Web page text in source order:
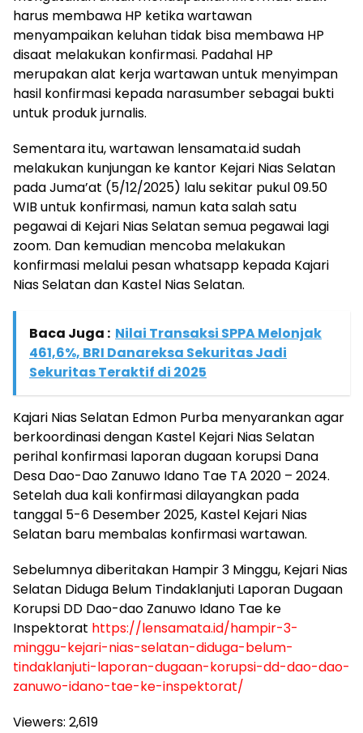
harus membawa HP ketika wartawan
menyampaikan keluhan tidak bisa membawa HP
disaat melakukan konfirmasi. Padahal HP
merupakan alat kerja wartawan untuk menyimpan
hasil konfirmasi kepada narasumber sebagai bukti
untuk produk jurnalis.
Sementara itu, wartawan lensamata.id sudah
melakukan kunjungan ke kantor Kejari Nias Selatan
pada Juma’at (5/12/2025) lalu sekitar pukul 09.50
WIB untuk konfirmasi, namun kata salah satu
pegawai di Kejari Nias Selatan semua pegawai lagi
zoom. Dan kemudian mencoba melakukan
konfirmasi melalui pesan whatsapp kepada Kajari
Nias Selatan dan Kastel Nias Selatan.
Baca Juga : Nilai Transaksi SPPA Melonjak
461,6%, BRI Danareksa Sekuritas Jadi
Sekuritas Teraktif di 2025
Kajari Nias Selatan Edmon Purba menyarankan agar
berkoordinasi dengan Kastel Kejari Nias Selatan
perihal konfirmasi laporan dugaan korupsi Dana
Desa Dao-Dao Zanuwo Idano Tae TA 2020 – 2024.
Setelah dua kali konfirmasi dilayangkan pada
tanggal 5-6 Desember 2025, Kastel Kejari Nias
Selatan baru membalas konfirmasi wartawan.
Sebelumnya diberitakan Hampir 3 Minggu, Kejari Nias
Selatan Diduga Belum Tindaklanjuti Laporan Dugaan
Korupsi DD Dao-dao Zanuwo Idano Tae ke
Inspektorat https://lensamata.id/hampir-3-
minggu-kejari-nias-selatan-diduga-belum-
tindaklanjuti-laporan-dugaan-korupsi-dd-dao-dao-
zanuwo-idano-tae-ke-inspektorat/
Viewers: 2,619